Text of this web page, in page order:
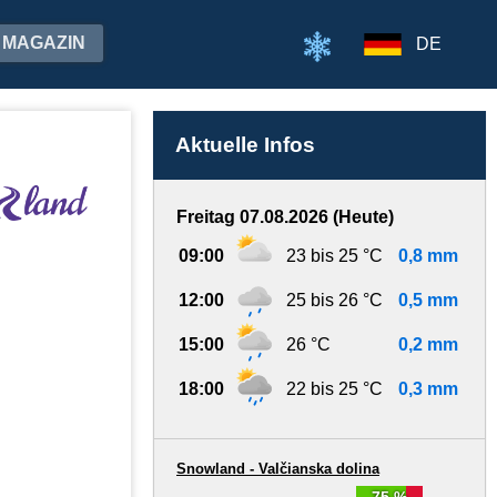
MAGAZIN DE
Aktuelle Infos
Freitag 07.08.2026 (Heute)
09:00 23 bis 25 °C 0,8 mm
12:00 25 bis 26 °C 0,5 mm
15:00 26 °C 0,2 mm
18:00 22 bis 25 °C 0,3 mm
Snowland - Valčianska dolina